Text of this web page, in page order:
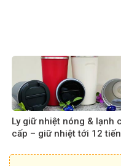
Ly giữ nhiệt nóng & lạnh
cấp – giữ nhiệt tới 12